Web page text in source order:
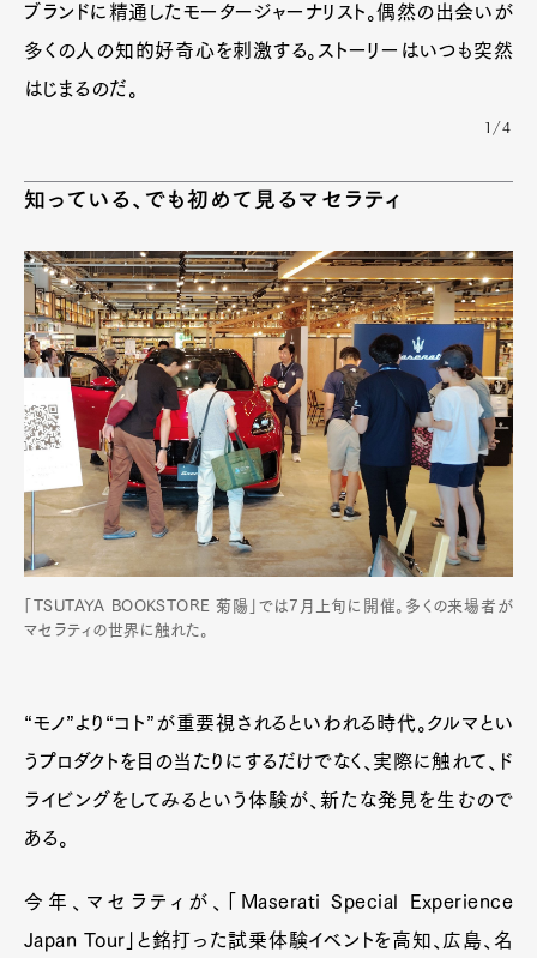
ブランドに精通したモータージャーナリスト。偶然の出会いが
多くの人の知的好奇心を刺激する。ストーリーはいつも突然
はじまるのだ。
1/4
知っている、でも初めて見るマセラティ
「TSUTAYA BOOKSTORE 菊陽」では7月上旬に開催。多くの来場者が
マセラティの世界に触れた。
“モノ”より“コト”が重要視されるといわれる時代。クルマとい
うプロダクトを目の当たりにするだけでなく、実際に触れて、ド
ライビングをしてみるという体験が、新たな発見を生むので
ある。
今年、マセラティが、「Maserati Special Experience
Japan Tour」と銘打った試乗体験イベントを高知、広島、名